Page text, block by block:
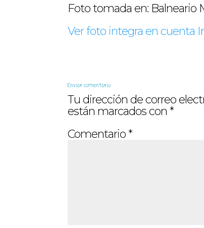
Foto tomada en: Balneario
Ver foto integra en cuenta
Enviar comentario
Tu dirección de correo
están marcados con*
Comentario*